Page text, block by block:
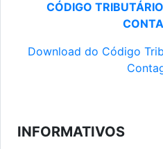
CÓDIGO
Download do Código
INFORMATIVOS